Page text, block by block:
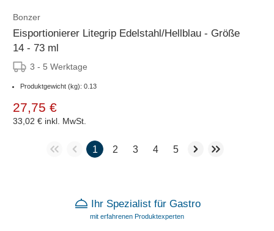
Bonzer
Eisportionierer Litegrip Edelstahl/Hellblau - Größe
14 - 73 ml
3 - 5 Werktage
Produktgewicht (kg): 0.13
27,75 €
33,02 € inkl. MwSt.
1 2 3 4 5
Ihr Spezialist für Gastro
mit erfahrenen Produktexperten